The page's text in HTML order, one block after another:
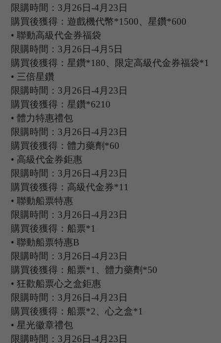
限購時間： 3月 26 日-4月 23 日
購買後獲得：遊戲機代幣*1500、星鑽*600
• 聯動高級代金券福袋
限購時間： 3月 26 日-4月 5 日
購買後獲得：星鑽*180、限定高級代金券福袋*1
• 三倍星鑽
限購時間： 3月 26 日-4月 23 日
購買後獲得：星鑽*6210
• 體力特惠禮包
限購時間： 3月 26 日-4月 23 日
購買後獲得：體力藥劑 *60
• 高級代金券鉅惠
限購時間： 3月 26 日-4月 23 日
購買後獲得：高級代金券*11
• 聯動船票特惠
限購時間： 3月 26 日-4月 23 日
購買後獲得：船票*1
• 聯動船票特惠B
限購時間： 3月 26 日-4月 23 日
購買後獲得：船票*1、體力藥劑*50
• 狂歡船票心之盒鉅惠
限購時間： 3月 26 日-4月 23 日
購買後獲得：船票*2、心之盒*1
• 星光徽章禮包
限購時間： 3月 26 日-4月 23 日